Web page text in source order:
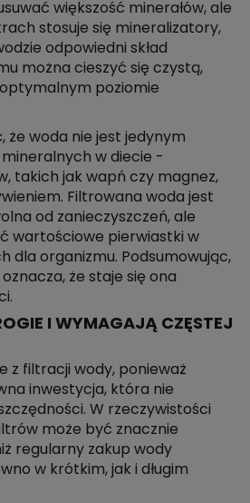
większość minerałów, ale
stosuje się mineralizatory,
odpowiedni skład
można cieszyć się czystą,
poziomie
woda nie jest jedynym
mineralnych w diecie -
takich jak wapń czy magnez,
Filtrowana woda jest
od zanieczyszczeń, ale
wartościowe pierwiastki w
dla organizmu. Podsumowując,
że staje się ona
I WYMAGAJĄ CZĘSTEJ
z filtracji wody, ponieważ
inwestycja, która nie
W rzeczywistości
może być znacznie
regularny zakup wody
w krótkim, jak i długim